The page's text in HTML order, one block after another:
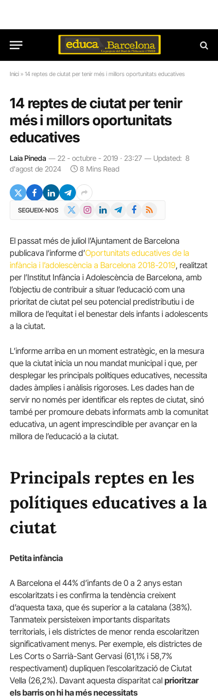
Inici » 14 reptes de ciutat per tenir més i millors oportunitats educatives
14 reptes de ciutat per tenir
més i millors oportunitats
educatives
Laia Pineda 22 - octubre - 2019 · 23:27 Updated: 8
d'agost de 2024
8 Mins Read
SEGUEIX-NOS InstagramLinkedInTelegramFacebook
RSS
El passat més de juliol l’Ajuntament de Barcelona
publicava l’informe d’Oportunitats educatives de la
infància i l’adolescència a Barcelona 2018-2019, realitzat
per l’Institut Infància i Adolescència de Barcelona, amb
l’objectiu de contribuir a situar l’educació com una
prioritat de ciutat pel seu potencial predistributiu i de
millora de l’equitat i el benestar dels infants i adolescents
a la ciutat.
L’informe arriba en un moment estratègic, en la mesura
que la ciutat inicia un nou mandat municipal i que, per
desplegar les principals polítiques educatives, necessita
dades àmplies i anàlisis rigoroses. Les dades han de
servir no només per identificar els reptes de ciutat, sinó
també per promoure debats informats amb la comunitat
educativa, un agent imprescindible per avançar en la
millora de l’educació a la ciutat.
Principals reptes en les
polítiques educatives a la
ciutat
Petita infància
A Barcelona el 44% d’infants de 0 a 2 anys estan
escolaritzats i es confirma la tendència creixent
d’aquesta taxa, que és superior a la catalana (38%).
Tanmateix persisteixen importants disparitats
territorials, i els districtes de menor renda escolaritzen
significativament menys. Per exemple, els districtes de
Les Corts o Sarrià-Sant Gervasi (61,1% i 58,7%
respectivament) dupliquen l’escolarització de Ciutat
Vella (26,2%). Davant aquesta disparitat cal prioritzar
els barris on hi ha més necessitats